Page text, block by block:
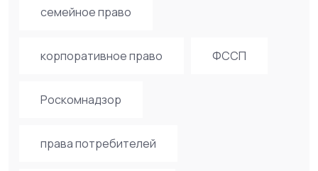
семейное право
корпоративное право ФССП
Роскомнадзор
права потребителей